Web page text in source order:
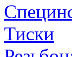
Тиски